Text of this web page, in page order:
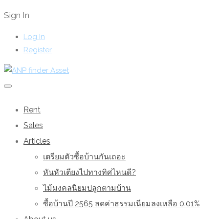
Sign In
Log In
Register
Rent
Sales
Articles
เตรียมตัวซื้อบ้านกันเถอะ
หันหัวเตียงไปทางทิศไหนดี?
ไม้มงคลนิยมปลูกตามบ้าน
ซื้อบ้านปี 2565 ลดค่าธรรมเนียมลงเหลือ 0.01%